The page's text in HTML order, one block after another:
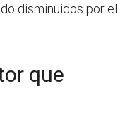
disminuidos por el
que